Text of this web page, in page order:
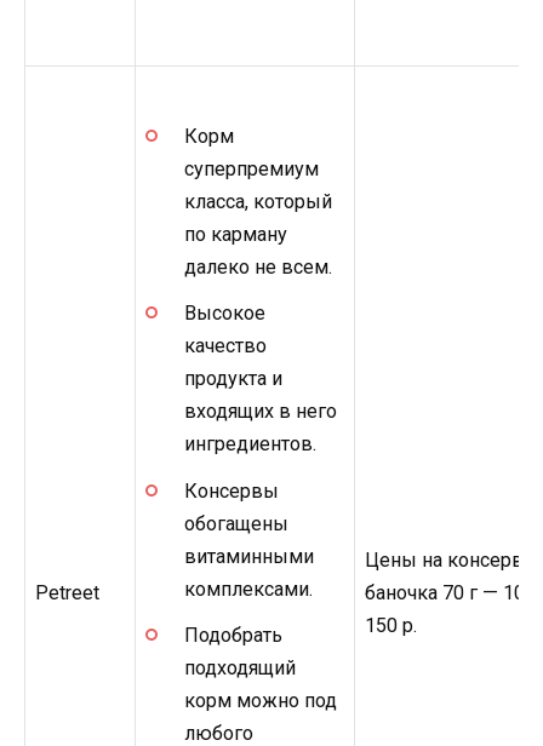
Petreet
Корм
суперпремиум
класса, который
по карману
далеко не всем.
Высокое
качество
продукта и
входящих в него
ингредиентов.
Консервы
обогащены
витаминными
комплексами.
Подобрать
подходящий
корм можно под
любого
Цены на консервы:
баночка 70 г —
150 р.